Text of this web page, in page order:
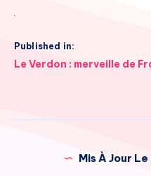
Published in:
Navigation
Le Verdon : merveille de
Mis À Jour Le